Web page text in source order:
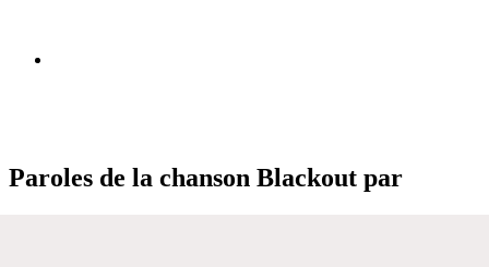
Paroles de la chanson Blackout par